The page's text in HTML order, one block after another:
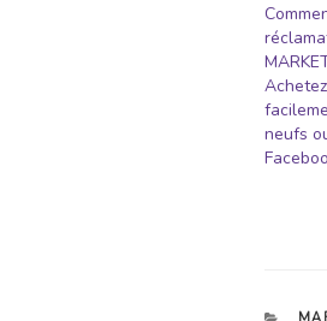
neufs